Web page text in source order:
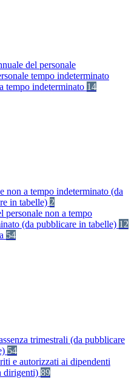
del personale
tempo indeterminato
tempo indeterminato 14
non a tempo indeterminato (da
in tabelle) 2
personale non a tempo
(da pubblicare in tabelle) 12
54
trimestrali (da pubblicare
54
e autorizzati ai dipendenti
dirigenti) 89